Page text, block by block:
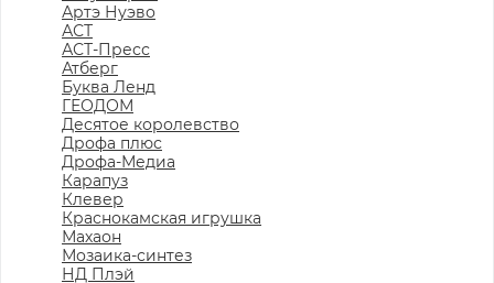
Артэ Нуэво
АСТ
АСТ-Пресс
Атберг
Буква Ленд
ГЕОДОМ
Десятое королевство
Дрофа плюс
Дрофа-Медиа
Карапуз
Клевер
Краснокамская игрушка
Махаон
Мозаика-синтез
НД Плэй